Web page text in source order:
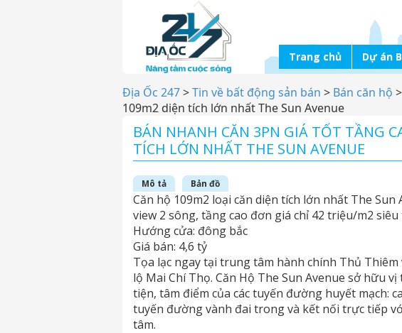
Trang chủ Dự án
Địa Ốc 247>Tin về bất động sản bán > Bán căn hộ >
109m2 diện tích lớn nhất The Sun Avenue
BÁN NHANH CĂN 3PN GIÁ TỐT TẦNG
TÍCH LỚN NHẤT THE SUN AVENUE
Mô tả Bản đồ
Căn hộ 109m2 loại căn diện tích lớn nhất The
view 2 sông, tầng cao đơn giá chỉ 42 triệu/m2
Hướng cửa: đông bắc
Giá bán: 4,6 tỷ
Tọa lạc ngay tại trung tâm hành chính Thủ
lộ Mai Chí Thọ. Căn Hộ The Sun Avenue sở hữu
tiện, tâm điểm của các tuyến đường huyết mạch:
tuyến đường vành đai trong và kết nối trực tiếp
tâm.